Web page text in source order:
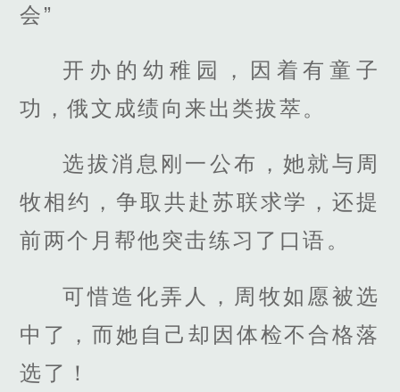
会”
开办的幼稚园，因着有童子
功，俄文成绩向来出类拔萃。
选拔消息刚一公布，她就与周
牧相约，争取共赴苏联求学，还提
前两个月帮他突击练习了口语。
可惜造化弄人，周牧如愿被选
中了，而她自己却因体检不合格落
选了！